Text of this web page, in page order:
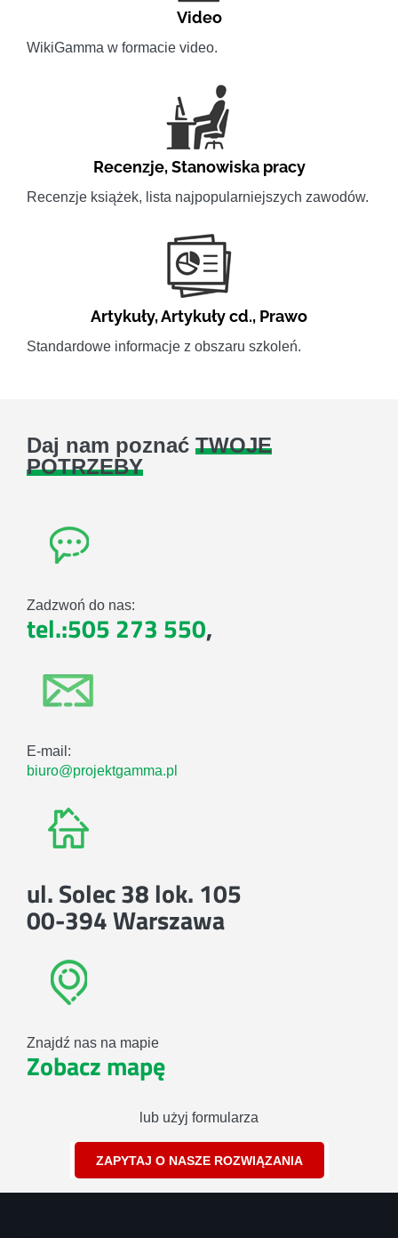
Video
WikiGamma w formacie video.
Recenzje,Stanowiska pracy
Recenzje książek, lista najpopularniejszych zawodów.
Artykuły,Artykuły cd., Prawo
Standardowe informacje z obszaru szkoleń.
Daj nam poznać TWOJE
POTRZEBY
Zadzwoń do nas:
tel.:505 273 550,
E-mail:
biuro@projektgamma.pl
ul. Solec 38 lok. 105
00-394 Warszawa
Znajdź nas na mapie
Zobacz mapę
lub użyj formularza
ZAPYTAJ O NASZE ROZWIĄZANIA